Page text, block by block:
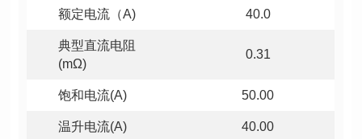
额定电流（A) 40.0
(mΩ)
0.31
饱和电流(A) 50.00
温升电流(A) 40.00